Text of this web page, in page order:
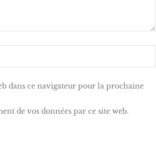
dans ce navigateur pour la prochaine
de vos données par ce site web.